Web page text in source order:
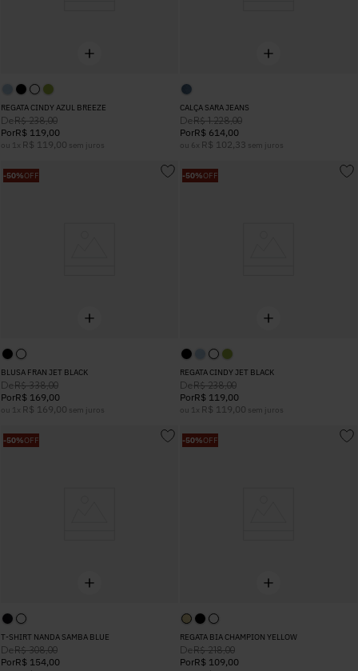
REGATA CINDY AZUL BREEZE
DeR$ 238,00
PorR$ 119,00
ou 1 x R$ 119,00 sem juros
CALÇA SARA JEANS
DeR$ 1.228,00
PorR$ 614,00
ou 6 x R$ 102, 33 sem juros
-50%OFF
BLUSA FRAN JET BLACK
DeR$ 338,00
PorR$ 169,00
ou 1 x R$ 169,00 sem juros
-50%OFF
REGATA CINDY JET BLACK
DeR$ 238,00
PorR$ 119,00
ou 1 x R$ 119,00 sem juros
-50%OFF
T-SHIRT NANDA SAMBA BLUE
DeR$ 308,00
PorR$ 154,00
-50%OFF
REGATA BIA CHAMPION YELLOW
DeR$ 218,00
PorR$ 109,00